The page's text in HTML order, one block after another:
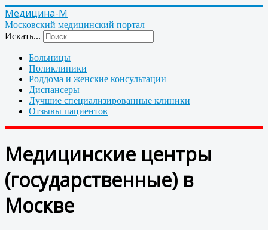
Медицина-М
Московский медицинский портал
Искать...
Больницы
Поликлиники
Роддома и женские консультации
Диспансеры
Лучшие специализированные клиники
Отзывы пациентов
Медицинские центры
(государственные) в
Москве